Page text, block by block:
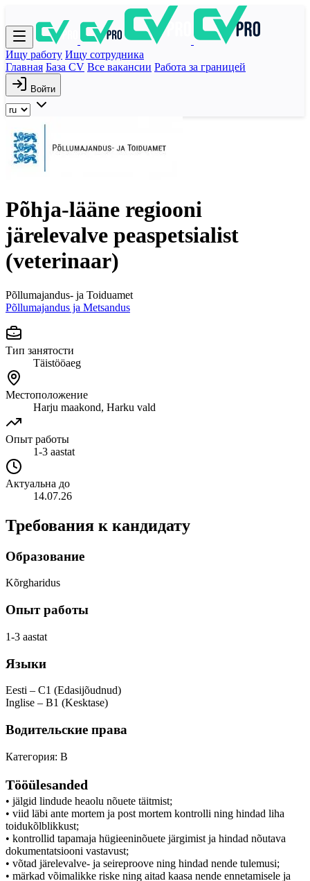
Ищу работу Ищу сотрудника
Главная База CV Все вакансии Работа за границей
Войти
Põhja-lääne regiooni
järelevalve peaspetsialist
(veterinaar)
Põllumajandus- ja Toiduamet
Põllumajandus ja Metsandus
Тип занятости
Täistööaeg
Местоположение
Harju maakond, Harku vald
Опыт работы
1-3 aastat
Актуальна до
14.07.26
Требования к кандидату
Образование
Kõrgharidus
Опыт работы
1-3 aastat
Языки
Eesti – C1 (Edasijõudnud)
Inglise – B1 (Kesktase)
Водительские права
Категория: B
Tööülesanded
• jälgid lindude heaolu nõuete täitmist;
• viid läbi ante mortem ja post mortem kontrolli ning hindad liha
toidukõlblikkust;
• kontrollid tapamaja hügieeninõuete järgimist ja hindad nõutava
dokumentatsiooni vastavust;
• võtad järelevalve- ja seireproove ning hindad nende tulemusi;
• märkad võimalikke riske ning aitad kaasa nende ennetamisele ja